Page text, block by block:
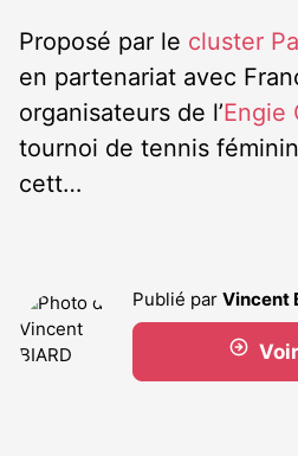
Proposé par le cluster
en partenariat avec
organisateurs de l’Engie
tournoi de tennis
cett…
Publié par Vincent